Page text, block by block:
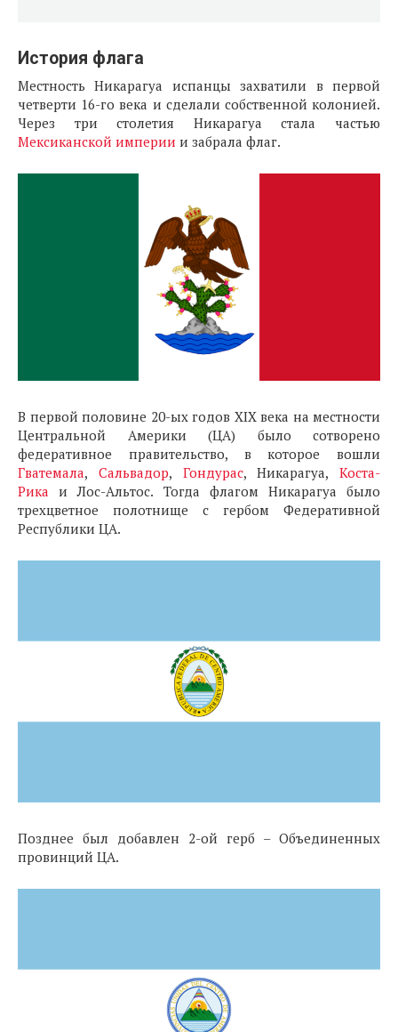
История флага
Местность Никарагуа испанцы захватили в первой
четверти 16-го века и сделали собственной колонией.
Через три столетия Никарагуа стала частью
Мексиканской империи и забрала флаг.
В первой половине 20-ых годов XIX века на местности
Центральной Америки (ЦА) было сотворено
федеративное правительство, в которое вошли
Гватемала, Сальвадор, Гондурас, Никарагуа, Коста-
Рика и Лос-Альтос. Тогда флагом Никарагуа было
трехцветное полотнище с гербом Федеративной
Республики ЦА.
Позднее был добавлен 2-ой герб – Объединенных
провинций ЦА.